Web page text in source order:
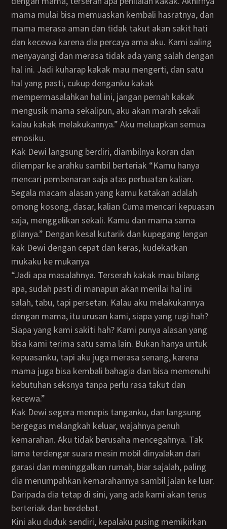
mama mulai bisa memuaskan kembali hasratnya, dan
mama merasa aman dan tidak takut akan sakit hati
dan kecewa karena dia percaya ama aku. Kami saling
menyayangi dan merasa tidak ada yang salah dengan
hal ini. Jadi kuharap kakak mau mengerti, dan satu
hal yang pasti, cukup denganku kakak
mempermasalahkan hal ini, jangan pernah kakak
mengusik mama sekalipun, aku akan marah sekali
kalau kakak melakukannya.” Aku meluapkan semua
emosiku.
Kak Dewi langsung berdiri, diambilnya koran dan
dilempar ke arahku sambil berteriak “Kamu hanya
mencari pembenaran saja atas perbuatan kalian.
Segala macam alasan yang kamu katakan adalah
omong kosong, dasar, kalian Cuma mencari kepuasan
saja, menggelikan sekali. Kamu dan mama sama
gilanya.” Dengan kesal kutarik dan kupegang lengan
kak Dewi dengan cepat dan keras, kudekatkan
mukaku ke mukanya
“Jadi apa masalahnya. Terserah kakak mau bilang
apa, sudah pasti di manapun akan menilai hal ini
salah, tabu, tapi persetan. Kalau aku melakukannya
dengan mama, itu urusan kami, siapa yang rugi hah?
Siapa yang kami sakiti hah? Kami punya alasan yang
bisa kami terima satu sama lain. Bukan hanya untuk
kepuasanku, tapi aku juga merasa senang, karena
mama juga bisa kembali bahagia dan bisa memenuhi
kebutuhan seksnya tanpa perlu rasa takut dan
kecewa.”
Kak Dewi segera menepis tanganku, dan langsung
bergegas melangkah keluar, wajahnya penuh
kemarahan. Aku tidak berusaha mencegahnya. Tak
lama terdengar suara mesin mobil dinyalakan dari
garasi dan meninggalkan rumah, biar sajalah, paling
dia menumpahkan kemarahannya sambil jalan ke luar.
Daripada dia tetap di sini, yang ada kami akan terus
berteriak dan berdebat.
Kini aku duduk sendiri, kepalaku pusing memikirkan